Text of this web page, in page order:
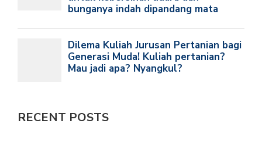
RECENT POSTS